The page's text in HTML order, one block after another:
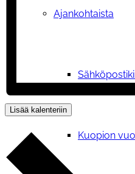
Ajankohtaista
Kuopion
Lisää kalenteriin